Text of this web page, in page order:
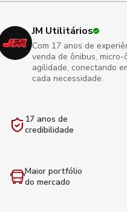
JM Utilitários
Com 17 anos de
venda de ônibus,
agilidade, conectando
cada necessidade.
17 anos de
credibilidade
Maior portfólio
do mercado